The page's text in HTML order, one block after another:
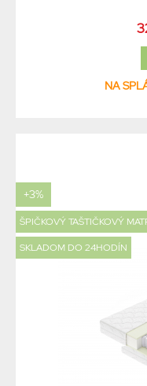
NA
+3%
ŠPIČKOVÝ TAŠTIČKOVÝ
SKLADOM DO 24HODÍN